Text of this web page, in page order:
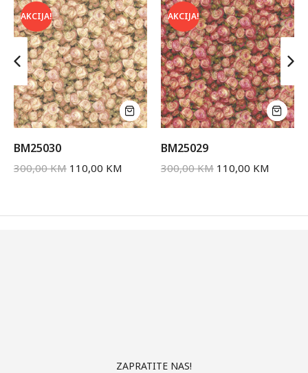
AKCIJA!
BM25030
300,00KM 110,00 KM
AKCIJA!
BM25029
300,00KM 110,00 KM
ZAPRATITE NAS!